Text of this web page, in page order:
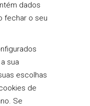
dados
fechar o seu
sua
escolhas
de
Se